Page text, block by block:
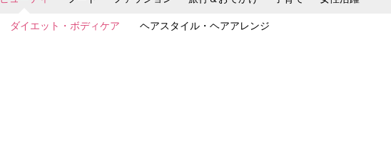
ダイエット・ボディケア ヘアスタイル・ヘアアレンジ